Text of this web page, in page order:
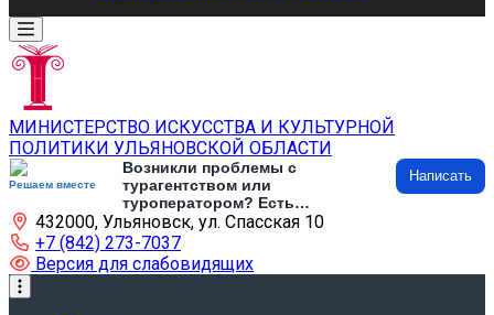
МИНИСТЕРСТВО ИСКУССТВА И КУЛЬТУРНОЙ
ПОЛИТИКИ УЛЬЯНОВСКОЙ ОБЛАСТИ
Решаем вместе
Возникли проблемы с
турагентством или
туроператором? Есть
предложения по развитию
туризма и туристической
инфраструктуры? Напишите об
этом
Написать
432000, Ульяновск, ул. Спасская 10
+7 (842) 273-7037
Версия для слабовидящих